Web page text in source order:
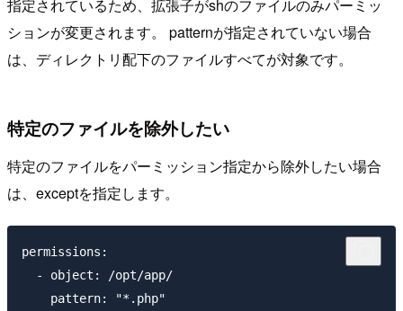
指定されているため、拡張子がshのファイルのみパーミッ
ションが変更されます。 patternが指定されていない場合
は、ディレクトリ配下のファイルすべてが対象です。
特定のファイルを除外したい
特定のファイルをパーミッション指定から除外したい場合
は、exceptを指定します。
permissions:
  - object: /opt/app/
    pattern: "*.php"